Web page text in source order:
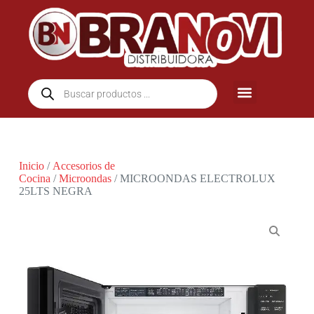
Inicio/ Accesorios de
Cocina /Microondas/ MICROONDAS ELECTROLUX
25LTS NEGRA